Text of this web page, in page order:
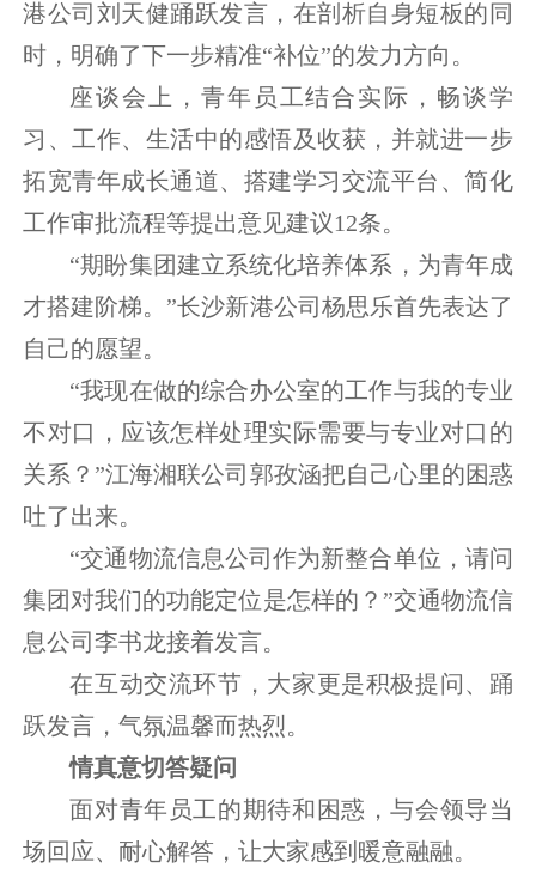
港公司刘天健踊跃发言，在剖析自身短板的同
时，明确了下一步精准“补位”的发力方向。
座谈会上，青年员工结合实际，畅谈学
习、工作、生活中的感悟及收获，并就进一步
拓宽青年成长通道、搭建学习交流平台、简化
工作审批流程等提出意见建议12条。
“期盼集团建立系统化培养体系，为青年成
才搭建阶梯。”长沙新港公司杨思乐首先表达了
自己的愿望。
“我现在做的综合办公室的工作与我的专业
不对口，应该怎样处理实际需要与专业对口的
关系？”江海湘联公司郭孜涵把自己心里的困惑
吐了出来。
“交通物流信息公司作为新整合单位，请问
集团对我们的功能定位是怎样的？”交通物流信
息公司李书龙接着发言。
在互动交流环节，大家更是积极提问、踊
跃发言，气氛温馨而热烈。
情真意切答疑问
面对青年员工的期待和困惑，与会领导当
场回应、耐心解答，让大家感到暖意融融。